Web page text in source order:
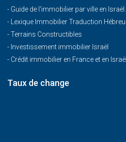
- Guide de l'immobilier par ville en Israël.
- Lexique Immobilier Traduction Hébreu
-Terrains Constructibles
- Investissement immobilier Israël
- Crédit immobilier en France et en Israël
Taux de change